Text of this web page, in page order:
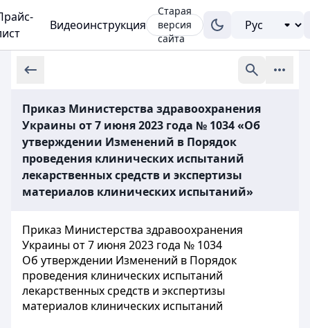
Видеоинструкция
Старая
версия
сайта
Приказ Министерства здравоохранения
Украины от 7 июня 2023 года № 1034 «Об
утверждении Изменений в Порядок
проведения клинических испытаний
лекарственных средств и экспертизы
материалов клинических испытаний»
Приказ Министерства здравоохранения
Украины от 7 июня 2023 года № 1034
Об утверждении Изменений в Порядок
проведения клинических испытаний
лекарственных средств и экспертизы
материалов клинических испытаний